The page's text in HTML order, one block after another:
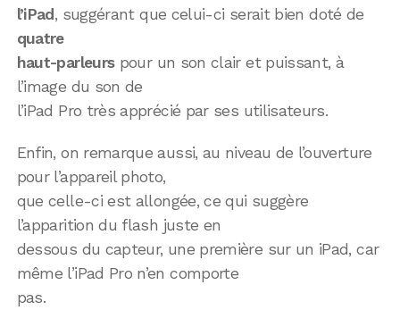
l’iPad , suggérant que celui-ci serait bien doté de
quatre
haut-parleurspour un son clair et puissant, à
l’image du son de
l’iPad Pro très apprécié par ses utilisateurs.
Enfin, on remarque aussi, au niveau de l’ouverture
pour l’appareil photo,
que celle-ci est allongée, ce qui suggère
l’apparition du flash juste en
dessous du capteur, une première sur un iPad, car
même l’iPad Pro n’en comporte
pas.